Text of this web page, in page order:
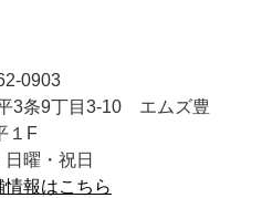
0903
3条9丁目3-10 エムズ豊
１F
曜・祝日
報はこちら